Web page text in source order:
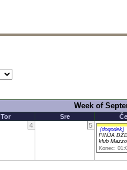
Week of
Tor Sre
4 5
(dogodek)
PINJA
klub
Konec: